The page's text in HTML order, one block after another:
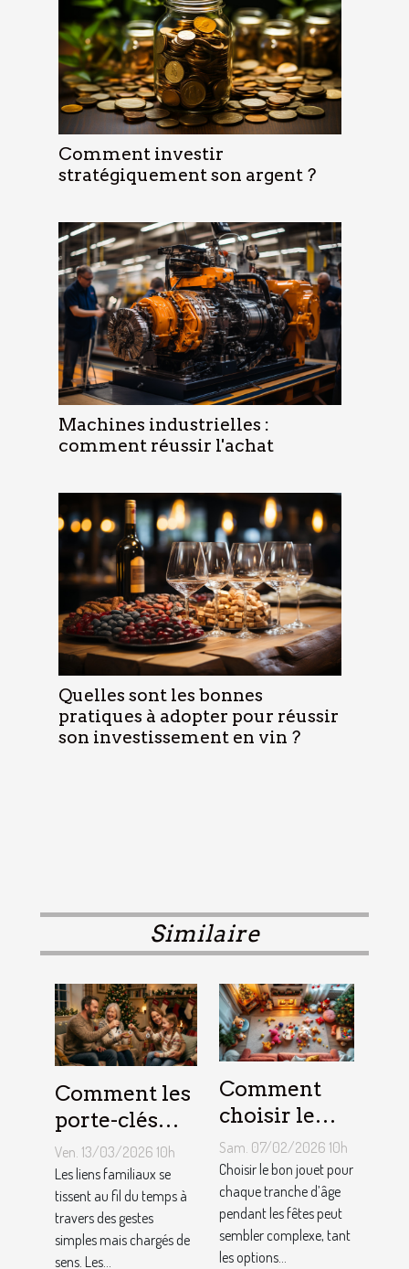
Comment investir
stratégiquement son argent ?
Machines industrielles :
comment réussir l'achat
Quelles sont les bonnes
pratiques à adopter pour réussir
son investissement en vin ?
Similaire
Comment les
porte-clés
personnalisés
peuvent
renforcer les
liens
familiaux ?
Ven. 13/03/2026 10h
Les liens familiaux se
tissent au fil du temps à
travers des gestes
simples mais chargés de
sens. Les...
Comment
choisir le
jouet idéal
pour chaque
âge lors des
fêtes ?
Sam. 07/02/2026 10h
Choisir le bon jouet pour
chaque tranche d’âge
pendant les fêtes peut
sembler complexe, tant
les options...